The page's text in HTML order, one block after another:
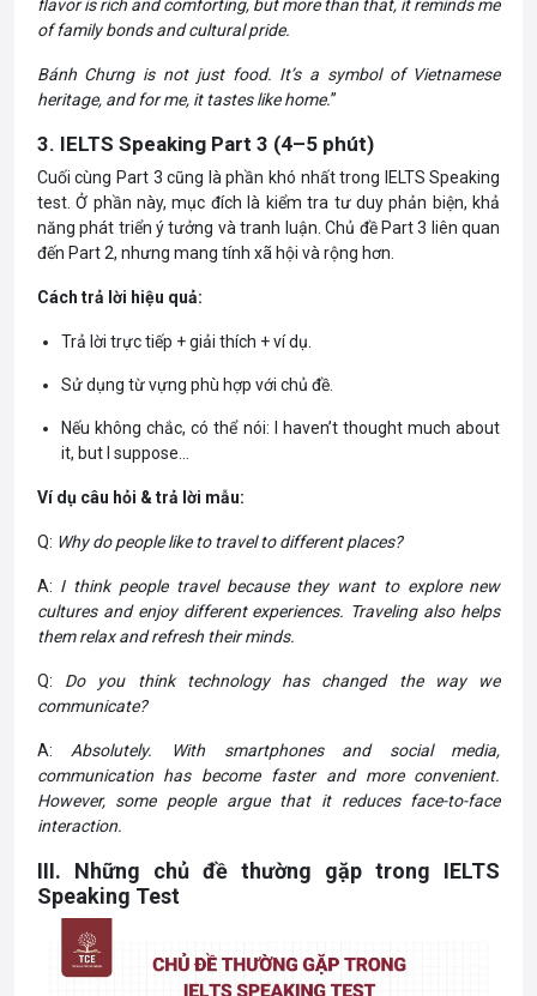
flavor is rich and comforting, but more than that, it reminds me
of family bonds and cultural pride.
Bánh Chưng is not just food. It’s a symbol of Vietnamese
heritage, and for me, it tastes like home.”
3. IELTS Speaking Part 3 (4–5 phút)
Cuối cùng Part 3 cũng là phần khó nhất trong IELTS Speaking
test. Ở phần này, mục đích là kiểm tra tư duy phản biện, khả
năng phát triển ý tưởng và tranh luận. Chủ đề Part 3 liên quan
đến Part 2, nhưng mang tính xã hội và rộng hơn.
Cách trả lời hiệu quả:
Trả lời trực tiếp + giải thích + ví dụ.
Sử dụng từ vựng phù hợp với chủ đề.
Nếu không chắc, có thể nói: I haven’t thought much about
it, but I suppose…
Ví dụ câu hỏi & trả lời mẫu:
Q: Why do people like to travel to different places?
A: I think people travel because they want to explore new
cultures and enjoy different experiences. Traveling also helps
them relax and refresh their minds.
Q: Do you think technology has changed the way we
communicate?
A:Absolutely. With smartphones and social media,
communication has become faster and more convenient.
However, some people argue that it reduces face-to-face
interaction.
III. Những chủ đề thường gặp trong IELTS
Speaking Test